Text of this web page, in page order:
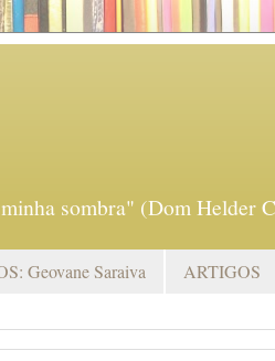
sombra" (Dom Helder
Geovane Saraiva ARTIGOS